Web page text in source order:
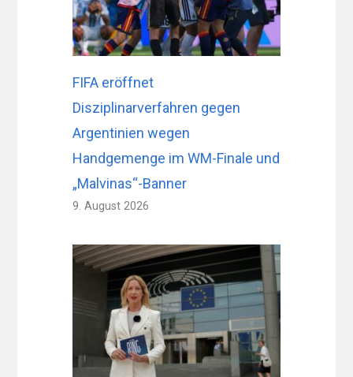
FIFA eröffnet
Disziplinarverfahren gegen
Argentinien wegen
Handgemenge im WM-Finale und
„Malvinas“-Banner
9. August 2026